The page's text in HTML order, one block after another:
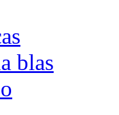
blas